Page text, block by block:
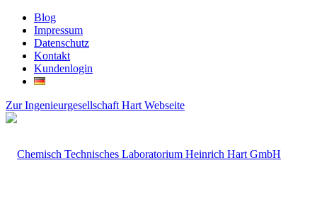
Blog
Impressum
Datenschutz
Kontakt
Kundenlogin
Zur Ingenieurgesellschaft Hart Webseite